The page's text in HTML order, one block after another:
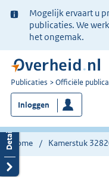
Ter
informatie:
Mogelijk ervaart u
publicaties. We
het ongemak.
U
bent
nu
hier:
Publicaties Officiële
Inloggen
Home Kamerstuk